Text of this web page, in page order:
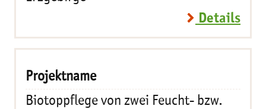
Details
Biotoppflege von zwei Feucht- bzw.